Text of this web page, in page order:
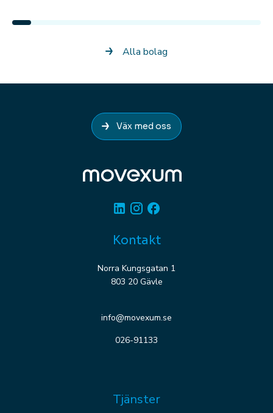
Alla bolag
Väx med oss
LinkedinInstagram
Kontakt
Norra Kungsgatan 1
803 20 Gävle
info@movexum.se
026-91133
Tjänster